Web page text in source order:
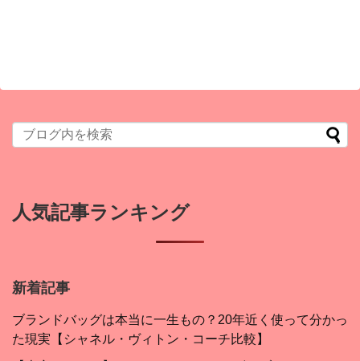
人気記事ランキング
新着記事
ブランドバッグは本当に一生もの？20年近く使って分かっ
た現実【シャネル・ヴィトン・コーチ比較】